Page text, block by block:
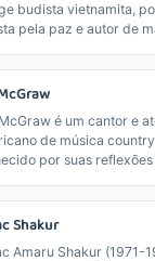
budista vietnamita,
pela paz e autor de
é um cantor e
de música country,
por suas
Shakur
Amaru Shakur (1971-